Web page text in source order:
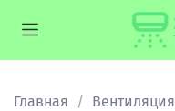
Главная Вентиляция